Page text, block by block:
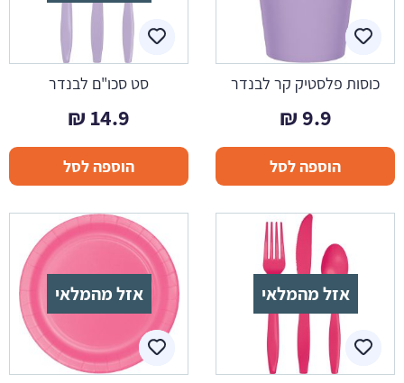
כוסות פלסטיק קר לבנדר
9.9
₪
הוספה לסל
סט סכו"ם לבנדר
14.9
₪
הוספה לסל
אזל מהמלאי אזל מהמלאי